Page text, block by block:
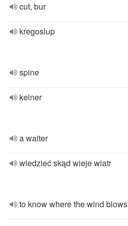
cut, bur
kregoslup
spine
kelner
a waiter
wiedzieć skąd wieje wiatr
to know where the wind blows